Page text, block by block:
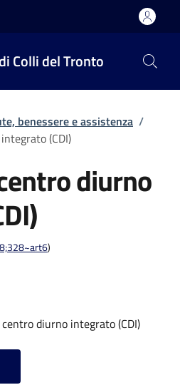
Colli del Tronto
benessere e assistenza /
(CDI)
diurno
)
diurno integrato (CDI)